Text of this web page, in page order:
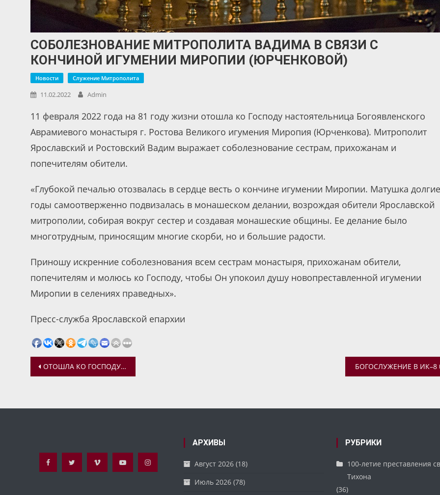
СОБОЛЕЗНОВАНИЕ МИТРОПОЛИТА ВАДИМА В СВЯЗИ С
КОНЧИНОЙ ИГУМЕНИИ МИРОПИИ (ЮРЧЕНКОВОЙ)
Новости Служение Митрополита
11.02.2022 Admin
11 февраля 2022 года на 81 году жизни отошла ко Господу настоятельница Богоявленского
Аврамиевого монастыря г. Ростова Великого игумения Миропия (Юрченкова). Митрополит
Ярославский и Ростовский Вадим выражает соболезнование сестрам, прихожанам и
попечителям обители.
«Глубокой печалью отозвалась в сердце весть о кончине игумении Миропии. Матушка долгие
годы самоотверженно подвизалась в монашеском делании, возрождая обители Ярославской
митрополии, собирая вокруг сестер и создавая монашеские общины. Ее делание было
многотрудным, приносящим многие скорби, но и большие радости.
Приношу искренние соболезнования всем сестрам монастыря, прихожанам обители,
попечителям и молюсь ко Господу, чтобы Он упокоил душу новопреставленной игумении
Миропии в селениях праведных».
Пресс-служба Ярославской епархии
Навигация
записям
ОТОШЛА КО ГОСПОДУ ИГУМЕНИЯ МИРОПИЯ (ЮРЧЕНКОВА) БОГОСЛУЖЕНИЕ В ИК–8
АРХИВЫ
Август 2026(18)
Июль 2026(78)
РУБРИКИ
100-летие преставления
Тихона
(36)